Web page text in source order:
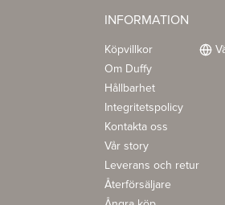
INFORMATION
Köpvillkor
Om Duffy
Hållbarhet
Integritetspolicy
Kontakta oss
Vår story
Leverans och retur
Återförsäljare